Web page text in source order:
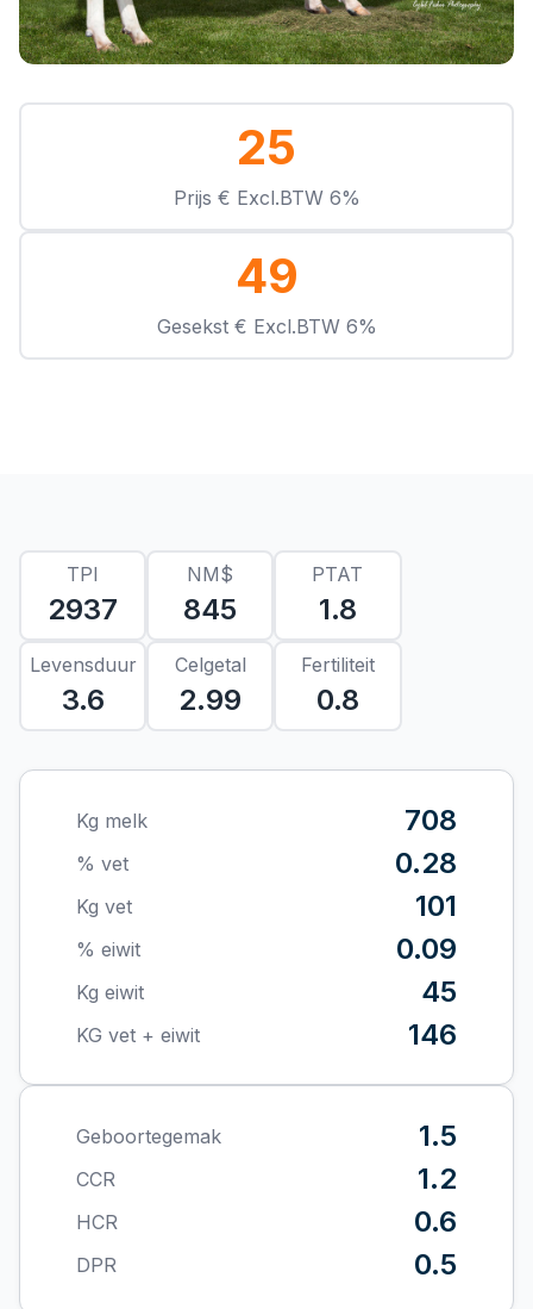
25
Prijs € Excl.BTW 6%
49
Gesekst € Excl.BTW 6%
TPI
2937
NM$
845
PTAT
1.8
Levensduur
3.6
Celgetal
2.99
Fertiliteit
0.8
Kg melk 708
% vet 0.28
Kg vet 101
% eiwit 0.09
Kg eiwit 45
KG vet + eiwit 146
Geboortegemak 1.5
CCR 1.2
HCR 0.6
DPR 0.5